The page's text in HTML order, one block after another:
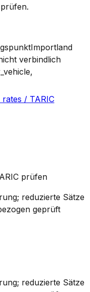
Importland
verbindlich
rates / TARIC
prüfen
reduzierte Sätze
geprüft
reduzierte Sätze